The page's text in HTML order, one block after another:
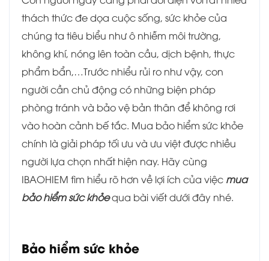
thách thức đe dọa cuộc sống, sức khỏe của
chúng ta tiêu biểu như ô nhiễm môi trường,
không khí, nóng lên toàn cầu, dịch bệnh, thực
phẩm bẩn,…Trước nhiểu rủi ro như vậy, con
người cần chủ động có những biện pháp
phòng tránh và bảo vệ bản thân để không rơi
vào hoàn cảnh bế tắc. Mua bảo hiểm sức khỏe
chính là giải pháp tối ưu và ưu việt được nhiều
người lựa chọn nhất hiện nay. Hãy cùng
IBAOHIEM tìm hiểu rõ hơn về lợi ích của việc mua
bảo hiểm sức khỏequa bài viết dưới đây nhé.
Bảo hiểm sức khỏe